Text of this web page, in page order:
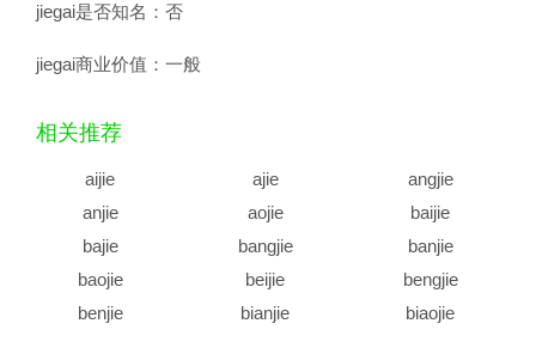
jiegai是否知名： 否
jiegai商业价值： 一般
相关推荐
aijie ajie
angjie
anjie
aojie
baijie
bajie
bangjie
banjie
baojie
beijie
bengjie
benjie
bianjie
biaojie